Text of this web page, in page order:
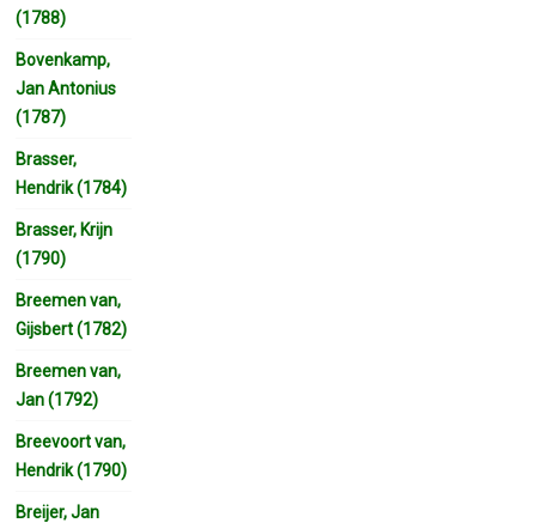
(1788)
Bovenkamp,
Jan Antonius
(1787)
Brasser,
Hendrik (1784)
Brasser, Krijn
(1790)
Breemen van,
Gijsbert (1782)
Breemen van,
Jan (1792)
Breevoort van,
Hendrik (1790)
Breijer, Jan